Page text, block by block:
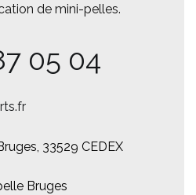
de mini-pelles.
05 04
33529 CEDEX
Bruges